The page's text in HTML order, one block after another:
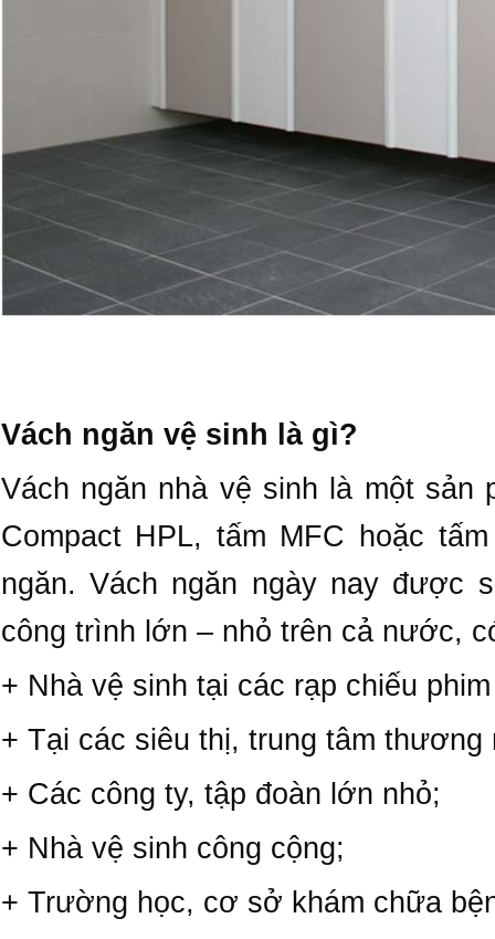
Vách ngăn vệ sinh là gì?
Vách ngăn nhà vệ sinh là một
Compact HPL, tấm MFC hoặc
ngăn. Vách ngăn ngày nay được
công trình lớn – nhỏ trên cả nước,
+ Nhà vệ sinh tại các rạp chiếu
+ Tại các siêu thị, trung tâm
+ Các công ty, tập đoàn lớn nhỏ;
+ Nhà vệ sinh công cộng;
+ Trường học, cơ sở khám chữa